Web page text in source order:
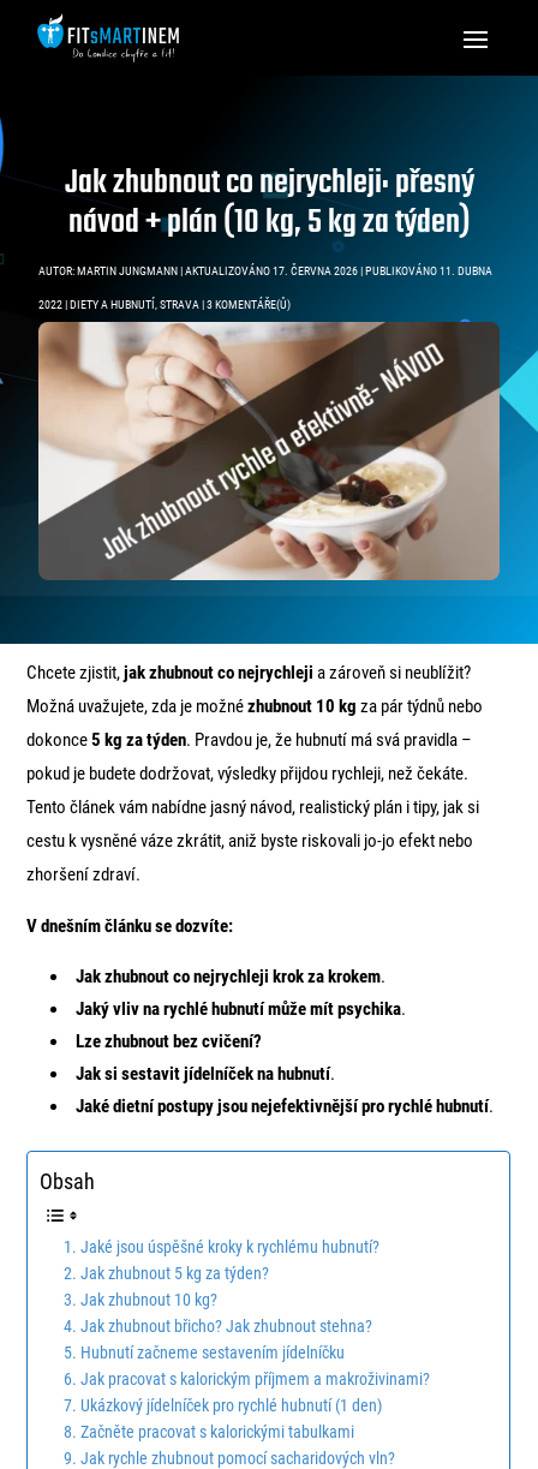
Jak zhubnout co nejrychleji: přesný
návod + plán (10 kg, 5 kg za týden)
AUTOR:MARTIN JUNGMANN|AKTUALIZOVÁNO 17. ČERVNA 2026 | PUBLIKOVÁNO 11. DUBNA
2022|DIETY A HUBNUTÍ ,STRAVA |3 KOMENTÁŘE(Ů)
Chcete zjistit,jak zhubnout co nejrychleji a zároveň si neublížit?
Možná uvažujete, zda je možnézhubnout 10 kg za pár týdnů nebo
dokonce5 kg za týden. Pravdou je, že hubnutí má svá pravidla –
pokud je budete dodržovat, výsledky přijdou rychleji, než čekáte.
Tento článek vám nabídne jasný návod, realistický plán i tipy, jak si
cestu k vysněné váze zkrátit, aniž byste riskovali jo-jo efekt nebo
zhoršení zdraví.
V dnešním článku se dozvíte:
Jak zhubnout co nejrychleji krok za krokem.
Jaký vliv na rychlé hubnutí může mít psychika.
Lze zhubnout bez cvičení?
Jak si sestavit jídelníček na hubnutí.
Jaké dietní postupy jsou nejefektivnější pro rychlé hubnutí.
Obsah
Jaké jsou úspěšné kroky k rychlému hubnutí?
Jak zhubnout 5 kg za týden?
Jak zhubnout 10 kg?
Jak zhubnout břicho? Jak zhubnout stehna?
Hubnutí začneme sestavením jídelníčku
Jak pracovat s kalorickým příjmem a makroživinami?
Ukázkový jídelníček pro rychlé hubnutí (1 den)
Začněte pracovat s kalorickými tabulkami
Jak rychle zhubnout pomocí sacharidových vln?